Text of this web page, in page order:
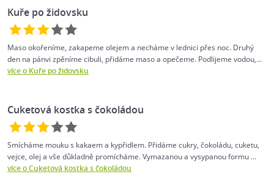
Kuře po židovsku
Maso okořeníme, zakapeme olejem a necháme v lednici přes noc. Druhý
den na pánvi zpěníme cibuli, přidáme maso a opečeme. Podlijeme vodou,...
více o Kuře po židovsku
Cuketová kostka s čokoládou
Smícháme mouku s kakaem a kypřidlem. Přidáme cukry, čokoládu, cuketu,
vejce, olej a vše důkladně promícháme. Vymazanou a vysypanou formu ...
více o Cuketová kostka s čokoládou